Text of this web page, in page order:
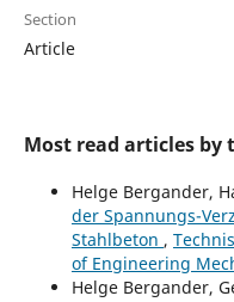
Section
Article
Most read articles by
Helge Bergander,
der Spannungs-
Stahlbeton ,
of Engineering
Helge Bergander,